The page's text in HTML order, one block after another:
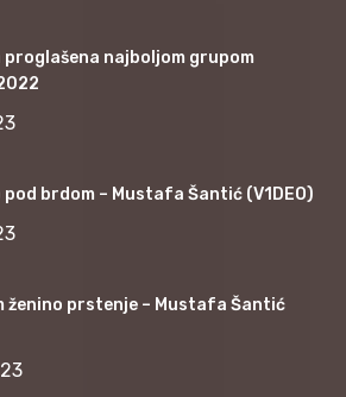
proglašena najboljom grupom
pod brdom – Mustafa Šantić (V1DEO)
ženino prstenje – Mustafa Šantić